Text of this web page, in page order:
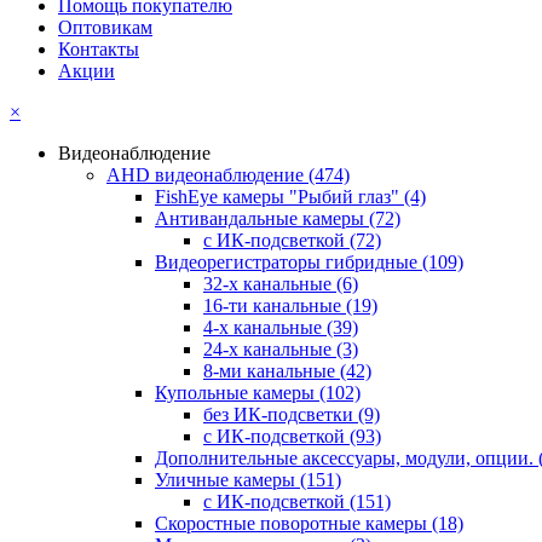
Помощь покупателю
Оптовикам
Контакты
Акции
×
Видеонаблюдение
AHD видеонаблюдение (474)
FishEye камеры "Рыбий глаз" (4)
Антивандальные камеры (72)
с ИК-подсветкой (72)
Видеорегистраторы гибридные (109)
32-х канальные (6)
16-ти канальные (19)
4-х канальные (39)
24-х канальные (3)
8-ми канальные (42)
Купольные камеры (102)
без ИК-подсветки (9)
с ИК-подсветкой (93)
Дополнительные аксессуары, модули, опции.
Уличные камеры (151)
с ИК-подсветкой (151)
Скоростные поворотные камеры (18)